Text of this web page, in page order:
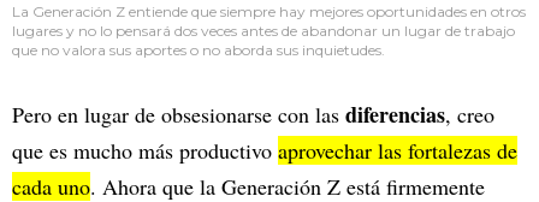
La Generación Z entiende que siempre hay mejores oportunidades en otros
lugares y no lo pensará dos veces antes de abandonar un lugar de trabajo
que no valora sus aportes o no aborda sus inquietudes.
Pero en lugar de obsesionarse con las diferencias, creo
que es mucho más productivo aprovechar las fortalezas de
cada uno. Ahora que la Generación Z está firmemente